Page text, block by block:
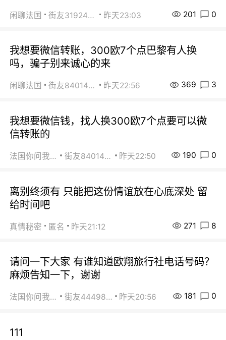
闲聊法国 街友31924072 昨天23:03 201 0
我想要微信转账，300欧7个点巴黎有人换
吗，骗子别来诚心的来
闲聊法国 街友84014588 昨天22:56 369 3
我想要微信钱，找人换300欧7个点要可以微
信转账的
法国你问我答 街友84014588 昨天22:50 190 0
离别终须有 只能把这份情谊放在心底深处 留
给时间吧
真情秘密 匿名 昨天21:12 271 8
请问一下大家 有谁知道欧翔旅行社电话号码？
麻烦告知一下，谢谢
法国你问我答 街友44498484 昨天20:56 181 0
111